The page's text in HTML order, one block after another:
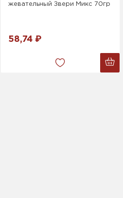
жевательный Звери Микс 70гр
58,74 ₽